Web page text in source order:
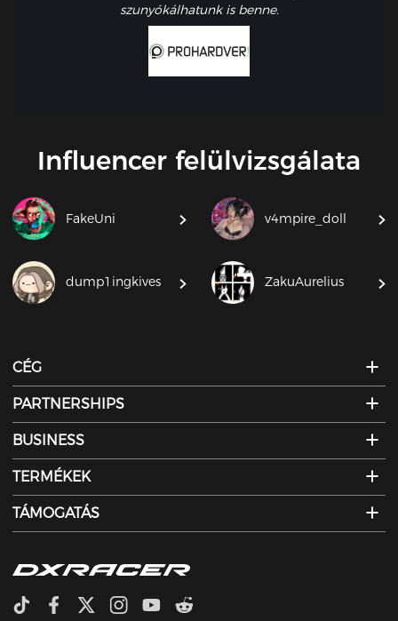
szunyókálhatunk is benne.
Influencer felülvizsgálata
FakeUni v4mpire_doll
dump1ingkives ZakuAurelius
CÉG
PARTNERSHIPS
BUSINESS
TERMÉKEK
TÁMOGATÁS